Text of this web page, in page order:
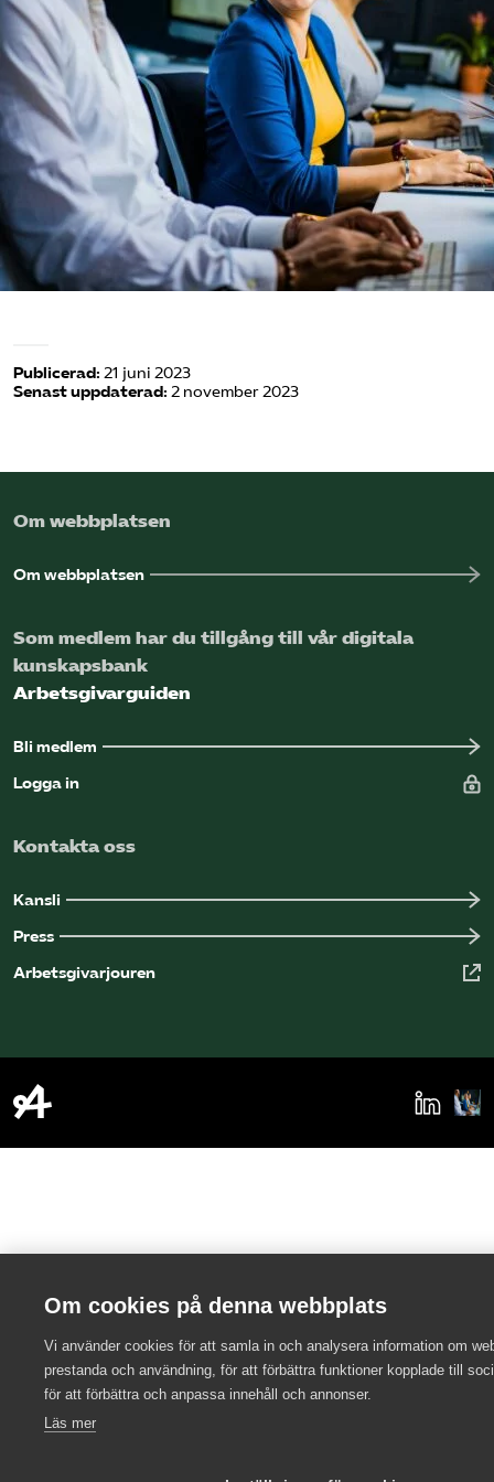
Omsättningsstatistik
Webbutik
Mina sidor
Bli medlem
Logga in på Arbetsgivarguiden
Publicerad: 21 juni 2023
Senast uppdaterad: 2 november 2023
Om webbplatsen
Om webbplatsen
Som medlem har du tillgång till vår digitala
kunskapsbank
Arbetsgivarguiden
Bli medlem
Logga in
Kontakta oss
Kansli
Press
Arbetsgivarjouren
Om cookies på denna webbplats
Vi använder cookies för att samla in och analysera information om
prestanda och användning, för att förbättra funktioner kopplade till
för att förbättra och anpassa innehåll och annonser.
Läs mer